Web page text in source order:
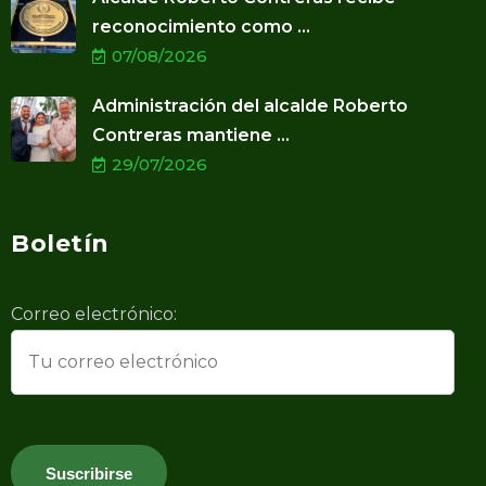
reconocimiento como ...
07/08/2026
Administración del alcalde Roberto
Contreras mantiene ...
29/07/2026
Boletín
Correo electrónico: